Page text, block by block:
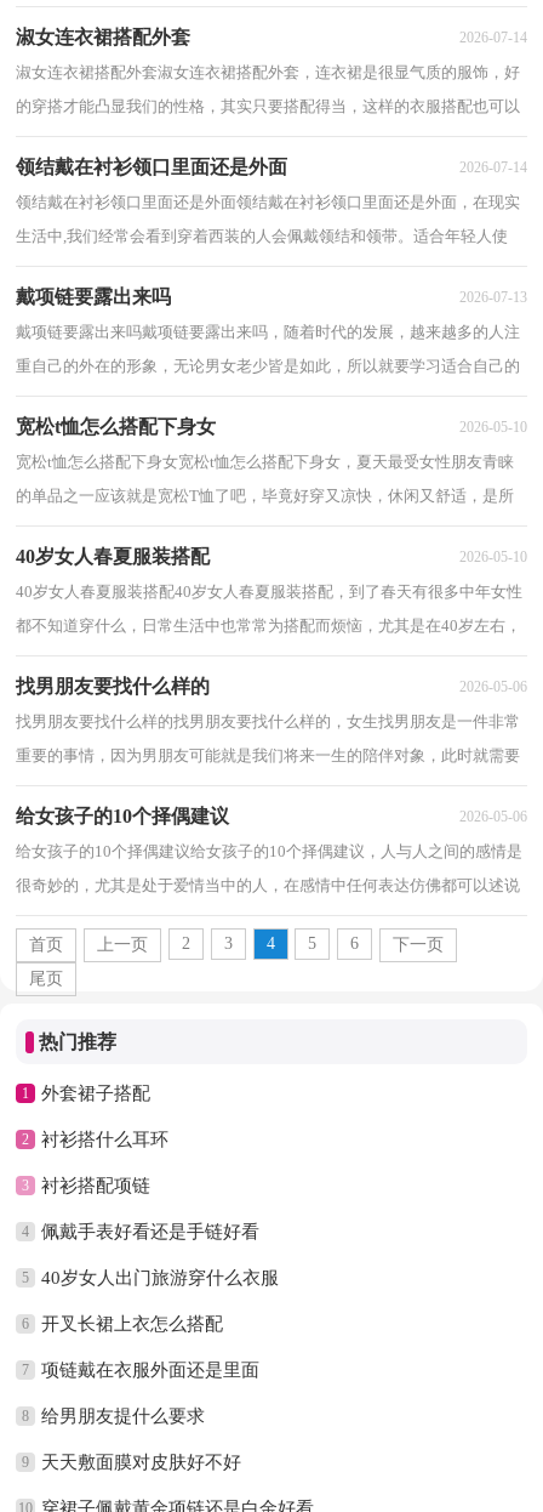
合自己的搭配，以下分享儿童穿裙子配什么外套...
淑女连衣裙搭配外套 2026-07-14
淑女连衣裙搭配外套淑女连衣裙搭配外套，连衣裙是很显气质的服饰，好
的穿搭才能凸显我们的性格，其实只要搭配得当，这样的衣服搭配也可以
让你变得非常的迷人。下面为大家分享淑女连...
领结戴在衬衫领口里面还是外面 2026-07-14
领结戴在衬衫领口里面还是外面领结戴在衬衫领口里面还是外面，在现实
生活中,我们经常会看到穿着西装的人会佩戴领结和领带。适合年轻人使
用, 可以营造出贵族气质, 轻易就可以...
戴项链要露出来吗 2026-07-13
戴项链要露出来吗戴项链要露出来吗，随着时代的发展，越来越多的人注
重自己的外在的形象，无论男女老少皆是如此，所以就要学习适合自己的
搭配，以下分享戴项链要露出来吗？一起来看看。...
宽松t恤怎么搭配下身女 2026-05-10
宽松t恤怎么搭配下身女宽松t恤怎么搭配下身女，夏天最受女性朋友青睐
的单品之一应该就是宽松T恤了吧，毕竟好穿又凉快，休闲又舒适，是所
有女生夏天的必备单品。以下分享宽松t恤怎么...
40岁女人春夏服装搭配 2026-05-10
40岁女人春夏服装搭配40岁女人春夏服装搭配，到了春天有很多中年女性
都不知道穿什么，日常生活中也常常为搭配而烦恼，尤其是在40岁左右，
这个时候的我们更需要找到一种能够展现出个...
找男朋友要找什么样的 2026-05-06
找男朋友要找什么样的找男朋友要找什么样的，女生找男朋友是一件非常
重要的事情，因为男朋友可能就是我们将来一生的陪伴对象，此时就需要
擦亮自己的双眼了，下面为大家分享找男朋友...
给女孩子的10个择偶建议 2026-05-06
给女孩子的10个择偶建议给女孩子的10个择偶建议，人与人之间的感情是
很奇妙的，尤其是处于爱情当中的人，在感情中任何表达仿佛都可以述说
彼此之间的感情，当然感情也是要经历磨难的...
首页
上一页 2 3 4 5 6
下一页
尾页
热门推荐
1 外套裙子搭配
2 衬衫搭什么耳环
3 衬衫搭配项链
4 佩戴手表好看还是手链好看
5 40岁女人出门旅游穿什么衣服
6 开叉长裙上衣怎么搭配
7 项链戴在衣服外面还是里面
8 给男朋友提什么要求
9 天天敷面膜对皮肤好不好
10